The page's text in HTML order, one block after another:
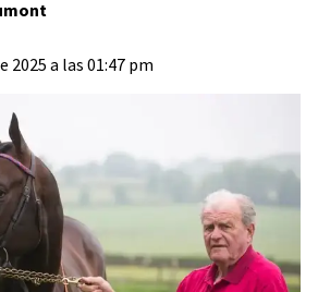
2025 a las 01:47 pm